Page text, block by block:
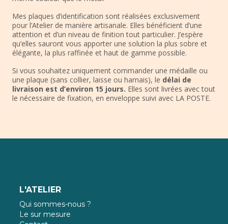
Mes plaques d’identification sont réalisées exclusivement
pour l’Atelier de manière artisanale. Elles bénéficient d’une
attention et d’un niveau de finition tout particulier. J’espère
qu’elles sauront vous apporter une solution la plus sobre et
élégante, la plus raffinée et haut de gamme possible.
Si vous souhaitez uniquement commander une médaille ou
une plaque (sans collier, laisse ou harnais), le délai de
livraison est d’environ 15 jours. Elles sont livrées avec tout
le nécessaire de fixation, en enveloppe suivi avec LA POSTE.
L'ATELIER
Qui sommes-nous ?
Le sur mesure